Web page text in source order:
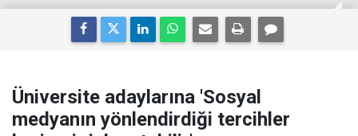
Üniversite adaylarına 'Sosyal
medyanın yönlendirdiği tercihler